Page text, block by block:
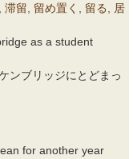
滞留, 留め置く, 留る, 居
as a student
ンブリッジにとどまっ
for another year